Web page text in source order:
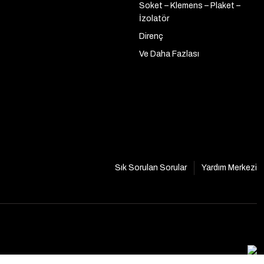
Soket – Klemens – Plaket –
İzolatör
Direnç
Ve Daha Fazlası
Sık Sorulan Sorular
Yardım Merkezi